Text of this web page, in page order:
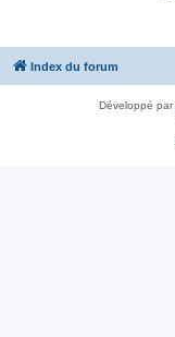
Index du forum
Développé par